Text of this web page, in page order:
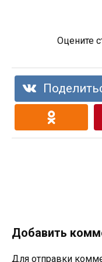
Оцените
Добавить
Для отправки